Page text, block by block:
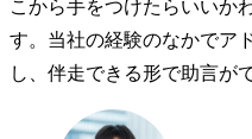
こから手をつけたらいいか
す。当社の経験のなかでア
し、伴走できる形で助言が